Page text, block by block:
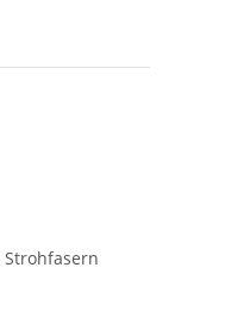
Strohfasern